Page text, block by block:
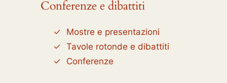
Conferenze e dibattiti
Mostre e presentazioni
Tavole rotonde e dibattiti
Conferenze